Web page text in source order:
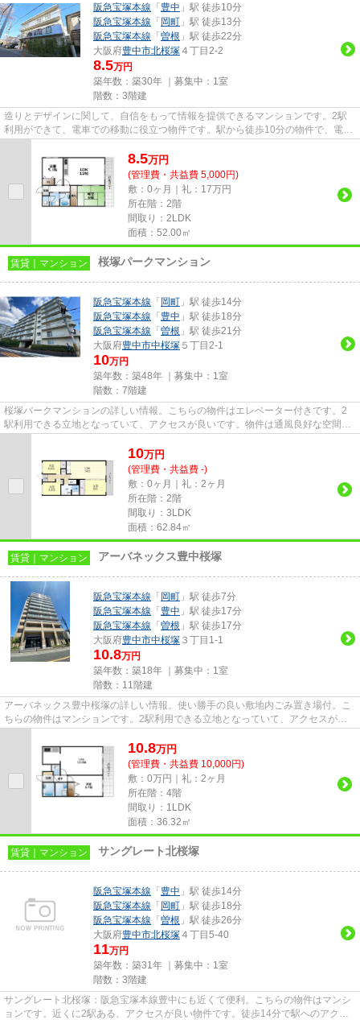
阪急宝塚本線 「 豊中 」駅 徒歩10分
阪急宝塚本線 「 岡町 」駅 徒歩13分
阪急宝塚本線 「 曽根 」駅 徒歩22分
大阪府豊中市北桜塚 ４丁目2-2
8.5万円
築年数：築30年 ｜募集中： 1室
階数：3階建
造りとデザインに関して、自信をもって情報を提供できるマンションです。2駅
利用ができて、電車での移動に役立つ物件です。駅から徒歩10分の物件で、電車
8.5万円
(管理費・共益費 5,000円)
敷：0ヶ月｜礼：17万円
所在階：2階
間取り：2LDK
面積：52.00㎡
賃貸｜マンション 桜塚パークマンション
阪急宝塚本線 「 岡町 」駅 徒歩14分
阪急宝塚本線 「 豊中 」駅 徒歩18分
阪急宝塚本線 「 曽根 」駅 徒歩21分
大阪府豊中市中桜塚 ５丁目2-1
10万円
築年数：築48年 ｜募集中： 1室
階数：7階建
桜塚パークマンションの詳しい情報。こちらの物件はエレベーター付きです。2
駅利用できる立地となっていて、アクセスが良いです。物件は通風良好な空間で
10万円
(管理費・共益費 -)
敷：0ヶ月｜礼：2ヶ月
所在階：2階
間取り：3LDK
面積：62.84㎡
賃貸｜マンション アーバネックス豊中桜塚
阪急宝塚本線 「 岡町 」駅 徒歩7分
阪急宝塚本線 「 豊中 」駅 徒歩17分
阪急宝塚本線 「 曽根 」駅 徒歩17分
大阪府豊中市中桜塚 ３丁目1-1
10.8万円
築年数：築18年 ｜募集中： 1室
階数：11階建
アーバネックス豊中桜塚の詳しい情報。使い勝手の良い敷地内ごみ置き場付。こ
ちらの物件はマンションです。2駅利用できる立地となっていて、アクセスが良
10.8万円
(管理費・共益費 10,000円)
敷：0万円｜礼：2ヶ月
所在階：4階
間取り：1LDK
面積：36.32㎡
賃貸｜マンション サングレート北桜塚
阪急宝塚本線 「 豊中 」駅 徒歩14分
阪急宝塚本線 「 岡町 」駅 徒歩18分
阪急宝塚本線 「 曽根 」駅 徒歩26分
大阪府豊中市北桜塚 ４丁目5-40
11万円
築年数：築31年 ｜募集中： 1室
階数：3階建
サングレート北桜塚：阪急宝塚本線豊中にも近くて便利。こちらの物件はマンシ
ョンです。近くに2駅ある、アクセスが良い物件です。徒歩14分で駅へのアクセ